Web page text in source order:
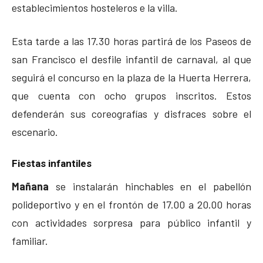
establecimientos hosteleros e la villa.
Esta tarde a las 17.30 horas partirá de los Paseos de
san Francisco el desfile infantil de carnaval, al que
seguirá el concurso en la plaza de la Huerta Herrera,
que cuenta con ocho grupos inscritos. Estos
defenderán sus coreografías y disfraces sobre el
escenario.
Fiestas infantiles
Mañana se instalarán hinchables en el pabellón
polideportivo y en el frontón de 17.00 a 20.00 horas
con actividades sorpresa para público infantil y
familiar.